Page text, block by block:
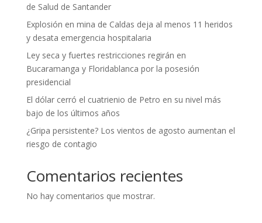
de Salud de Santander
Explosión en mina de Caldas deja al menos 11 heridos
y desata emergencia hospitalaria
Ley seca y fuertes restricciones regirán en
Bucaramanga y Floridablanca por la posesión
presidencial
El dólar cerró el cuatrienio de Petro en su nivel más
bajo de los últimos años
¿Gripa persistente? Los vientos de agosto aumentan el
riesgo de contagio
Comentarios recientes
No hay comentarios que mostrar.